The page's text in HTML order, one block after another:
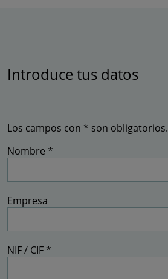
Introduce tus datos
Los campos con * son obligatorios.
Nombre *
Empresa
NIF / CIF *